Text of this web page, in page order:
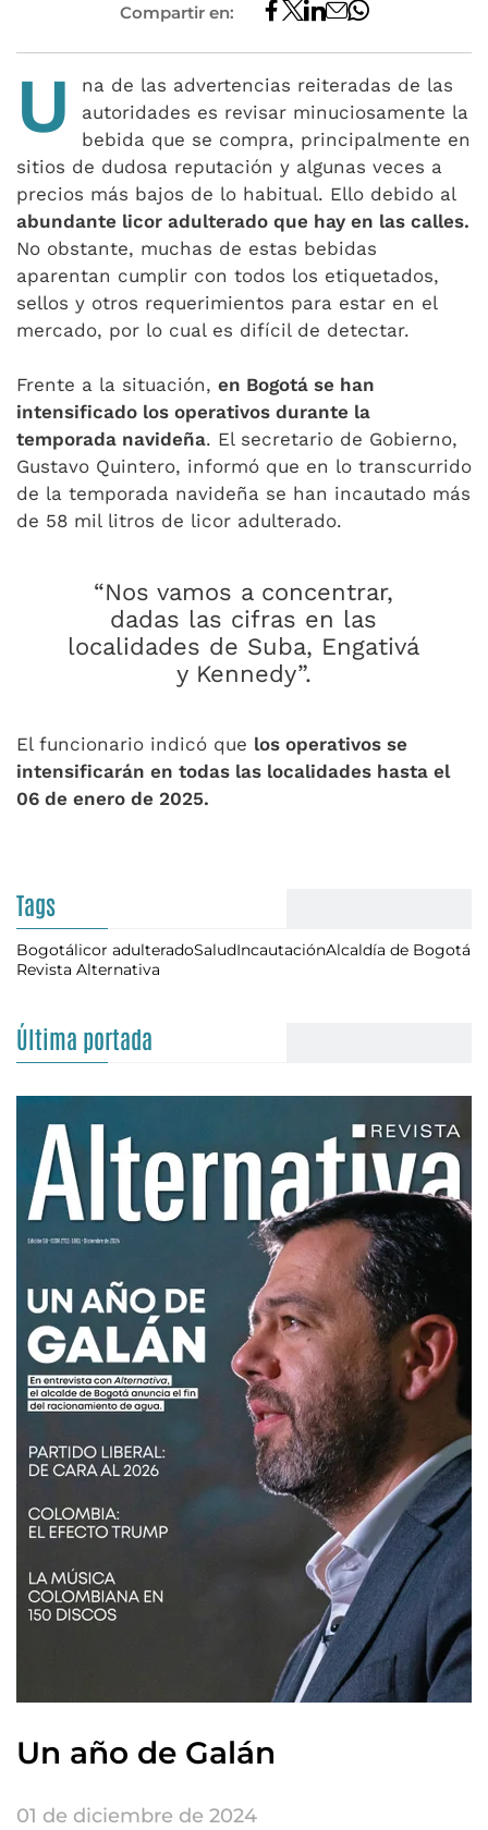
Compartir en:
U
na de las advertencias reiteradas de las
autoridades es revisar minuciosamente la
bebida que se compra, principalmente en
sitios de dudosa reputación y algunas veces a
precios más bajos de lo habitual. Ello debido al
abundante licor adulterado que hay en las calles.
No obstante, muchas de estas bebidas
aparentan cumplir con todos los etiquetados,
sellos y otros requerimientos para estar en el
mercado, por lo cual es difícil de detectar.
Frente a la situación, en Bogotá se han
intensificado los operativos durante la
temporada navideña. El secretario de Gobierno,
Gustavo Quintero, informó que en lo transcurrido
de la temporada navideña se han incautado más
de 58 mil litros de licor adulterado.
“Nos vamos a concentrar,
dadas las cifras en las
localidades de Suba, Engativá
y Kennedy”.
El funcionario indicó que los operativos se
intensificarán en todas las localidades hasta el
06 de enero de 2025.
Tags
Bogotálicor adulteradoSaludIncautaciónAlcaldía de Bogotá
Revista Alternativa
Última portada
Un año de Galán
01 de diciembre de 2024